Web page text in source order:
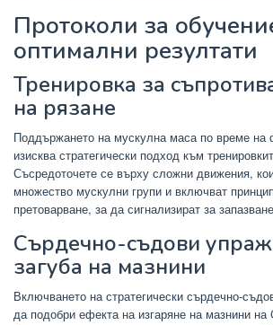
Протоколи за
оптимални резултати
Тренировка за
на рязане
Поддържането на мускулна маса по време на
изисква стратегически подход към
Съсредоточете се върху сложни движения,
множество мускулни групи и включват
претоварване, за да сигнализират за
Сърдечно-съдови
загуба на мазнини
Включването на стратегически сърдечно-
да подобри ефекта на изгаряне на мазнини